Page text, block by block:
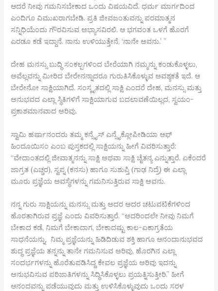
ಆದರೆ ನೀವು ಗಮನಿಸಬೇಕಾದ ಒಂದು ವಿಷಯವಿದೆ. ಧರ್ಮ ಮಾರ್ಗದಿಂದ
ಎಂದಿಗೂ ವಿಮುಖರಾಗಬೇಡಿ. ಪ್ರತಿ ಜೀವಜಂತುವನ್ನು ಪರಮಾತ್ಮನ
ಸನ್ನಿಧಿಯೆಂದು ಗೌರವಿಸುವ ಅಭ್ಯಾಸವಿರಲಿ. ಆ ಭಗವಂತ ಒಳಗೆ ಹೊರಗೆ
ಎರಡೂ ಕಡೆ ಇದ್ದಾನೆ. ನಾನು ಉಳಿಯುತ್ತೇನೆ, ‘ನಾನೇ ಅವನು.’ ”
ದೇಹ ಮನಸ್ಸು ಬುದ್ಧಿ ಸಂಕಲ್ಪಗಳಿಂದ ಬೇರೆಯಾಗಿ ನಮ್ಮನ್ನು ಕಂಡುಕೊಳ್ಳಲು,
ಅವೆಲ್ಲವನ್ನು ಮೀರಿದ ಬೇರೇನನ್ನಾದರೂ ಗುರುತಿಸಿಕೊಳ್ಳುವ ಅವಶ್ಯಕತೆ ಇದೆ. ಆ
ಬೇರೇನೋ ಸಾಕ್ಷಿಯಾಗಿದೆ. ಸಂಸ್ಕೃತದಲ್ಲಿ ಸಾಕ್ಷಿ ಎಂದರೆ ದೇಹ, ಮನಸ್ಸು ಮತ್ತು
ಅನುಭವದ ಎಲ್ಲಾ ಸ್ಥಿತಿಗಳಿಗೆ ಸಾಕ್ಷಿಯಾಗುವ ಬದಲಾವಣೆಯಿಲ್ಲದ, ಸ್ವಯಂ-
ಪ್ರಕಾಶಮಾನವಾದ ಅರಿವು.
ಸ್ವಾಮಿ ಹರ್ಷಾನಂದರು ತಮ್ಮ ಕನ್ಸೈಸ್ ಎನ್ಸೈಕ್ಲೋಪೀಡಿಯಾ ಆಫ್
ಹಿಂದೂಯಿಸಂ ಎಂಬ ಪುಸ್ತಕದಲ್ಲಿ ಸಾಕ್ಷಿಯನ್ನು ಹೀಗೆ ವಿವರಿಸುತ್ತಾರೆ:
“ವೇದಾಂತದಲ್ಲಿ ಜೀವಾತ್ಮನನ್ನು ಸಾಕ್ಷಿ ಅಥವಾ ಸಾಕ್ಷಿ ಚೈತನ್ಯ ಎನ್ನುತ್ತಾರೆ. ಏಕೆಂದರೆ
ಜಾಗ್ರತ (ಎಚ್ಚರ), ಸ್ವಪ್ನ (ಕನಸು) ಹಾಗೂ ಸುಶುಪ್ತಿ (ಗಾಢ ನಿದ್ರೆ) ಈ ಎಲ್ಲಾ
ಮೂರು ಪ್ರಜ್ಞೆಯ ಅವಸ್ಥೆಗಳನ್ನು ಗಮನಿಸುತ್ತಿರುವ ಸಾಕ್ಷಿ ಅವನು.
ನನ್ನ ಗುರು ಸಾಕ್ಷಿಯನ್ನು ಮನಸ್ಸು ಮತ್ತು ಅದರ ಅದರ ಚಟುವಟಿಕೆಗಳಿಂದ
ಹೊರತಾಗಿರುವ ಪ್ರಜ್ಞೆ ಎಂದು ವಿವರಿಸುತ್ತಾರೆ. “ಅದರಿಂದಲೇ ನೀವು ನಿಮಗೆ
ಬೇಕಾದ ಕಡೆ, ನಿಮಗೆ ಬೇಕಾದಾಗ, ಬೇಕಾದಷ್ಟು ಕಾಲ-ಏಕಾಗ್ರತೆಯ
ಸಾಧನೆಯನ್ನು, ನಿಮ್ಮ ಪ್ರಜ್ಞೆಯನ್ನು ಹಿಡಿದಿಡುವ ಶಕ್ತಿ ಹಾಗೂ ಆನಂದಾನುಭವದ
ಶುದ್ಧ ಪ್ರಜ್ಞೆಯ ತನ್ನನ್ನು ತಾನೇ ಗಮನಿಸುವ ಅರಿವು, ಹೊರಗಿನ ಎಲ್ಲಾ
ಸಂದರ್ಭಗಳನ್ನು ಹೊರೆತುಪಡಿಸಿದ್ದ ಕೇವಲ ಪ್ರಜ್ಞೆಯ ಅರಿವು ಇದನ್ನು
ಅನುಭವಿಸುವ ಪರಿಜಾತಿಗಳನ್ನು ಸಿದ್ಧಿಸಿಕೊಳ್ಳಲು ಪ್ರಯತ್ನಿಸುತ್ತೀರಿ.” ಹೀಗೆ
ಆನಂದವನ್ನು ಪಡೆಯುವುದು ಮತ್ತು ಉಳಿಸಿಕೊಳ್ಳುವುದು ಒಂದು ಸರಳ